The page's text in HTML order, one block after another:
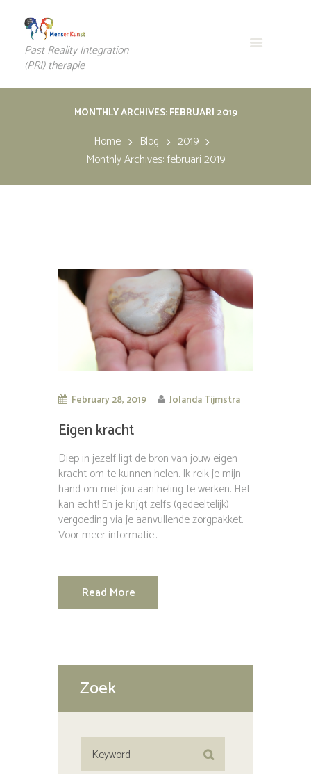
Past Reality Integration
(PRI) therapie
MONTHLY ARCHIVES: FEBRUARI 2019
Home Blog
2019
Monthly Archives: februari 2019
February 28, 2019 Jolanda Tijmstra
Eigen kracht
Diep in jezelf ligt de bron van jouw eigen
kracht om te kunnen helen. Ik reik je mijn
hand om met jou aan heling te werken. Het
kan echt! En je krijgt zelfs (gedeeltelijk)
vergoeding via je aanvullende zorgpakket.
Voor meer informatie...
Read More
Zoek